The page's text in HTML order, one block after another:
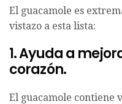
El guacamole es
vistazo a esta lista:
1. Ayuda a
corazón.
El guacamole contiene